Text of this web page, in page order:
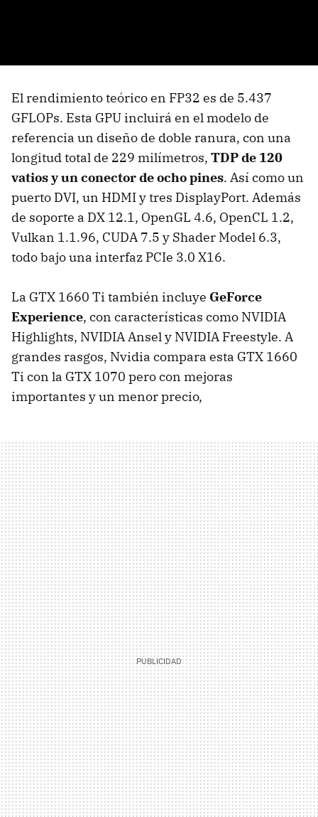
El rendimiento teórico en FP32 es de 5.437
GFLOPs. Esta GPU incluirá en el modelo de
referencia un diseño de doble ranura, con una
longitud total de 229 milímetros, TDP de 120
vatios y un conector de ocho pines. Así como un
puerto DVI, un HDMI y tres DisplayPort. Además
de soporte a DX 12.1, OpenGL 4.6, OpenCL 1.2,
Vulkan 1.1.96, CUDA 7.5 y Shader Model 6.3,
todo bajo una interfaz PCIe 3.0 X16.
La GTX 1660 Ti también incluye GeForce
Experience, con características como NVIDIA
Highlights, NVIDIA Ansel y NVIDIA Freestyle. A
grandes rasgos, Nvidia compara esta GTX 1660
Ti con la GTX 1070 pero con mejoras
importantes y un menor precio,